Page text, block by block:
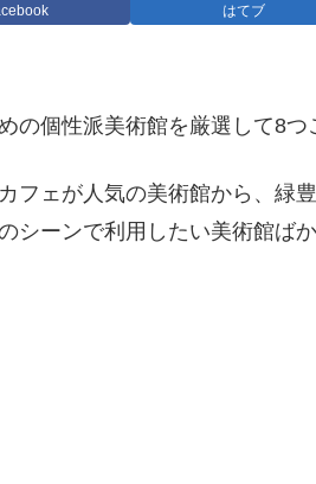
はてブ
の個性派美術館を厳選して8つ
フェが人気の美術館から、緑
シーンで利用したい美術館ば